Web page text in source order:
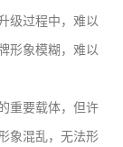
级过程中，难以
形象模糊，难以
重要载体，但许
象混乱，无法形